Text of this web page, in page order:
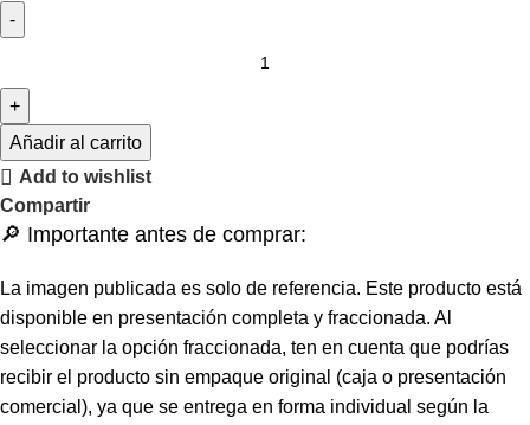
Añadir al carrito
Add to wishlist
Compartir
🔎 Importante antes de comprar:
La imagen publicada es solo de referencia. Este producto está
disponible en presentación completa y fraccionada. Al
seleccionar la opción fraccionada, ten en cuenta que podrías
recibir el producto sin empaque original (caja o presentación
comercial), ya que se entrega en forma individual según la